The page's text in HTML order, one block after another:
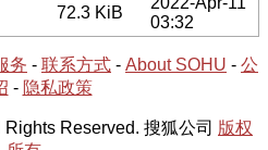
72.3 KiB
03:32
务 - 联系方式 - About SOHU - 公
- 隐私政策
Reserved. 搜狐公司 版权